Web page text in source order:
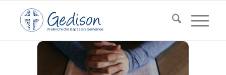
F reikirchlic heBa ptisten Gemeinde